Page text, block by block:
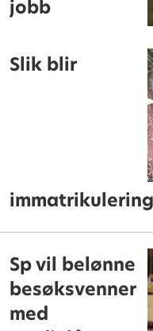
jobb
Slik blir
Sp vil belønne
besøksvenner
med